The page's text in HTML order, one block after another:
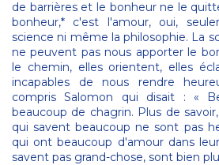
de barrières et le bonheur ne le
bonheur,* c'est l'amour, oui,
science ni même la philosophie. La
ne peuvent pas nous apporter le
le chemin, elles orientent, elles
incapables de nous rendre
compris Salomon qui disait : «
beaucoup de chagrin. Plus de
qui savent beaucoup ne sont pas
qui ont beaucoup d'amour dans
savent pas grand-chose, sont bien